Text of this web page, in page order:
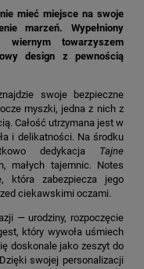
mieć miejsce na swoje
marzeń. Wypełniony
towarzyszem
design z pewnością
swoje bezpieczne
myszki, jedna z nich z
Całość utrzymana jest w
i delikatności. Na środku
dedykacja Tajne
małych tajemnic. Notes
która zabezpiecza jego
ciekawskimi oczami.
— urodziny, rozpoczęcie
który wywoła uśmiech
doskonale jako zeszyt do
swojej personalizacji